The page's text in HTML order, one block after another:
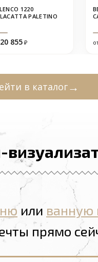
1220
PALETINO
20 855 ₽
в каталог
или ванную
прямо